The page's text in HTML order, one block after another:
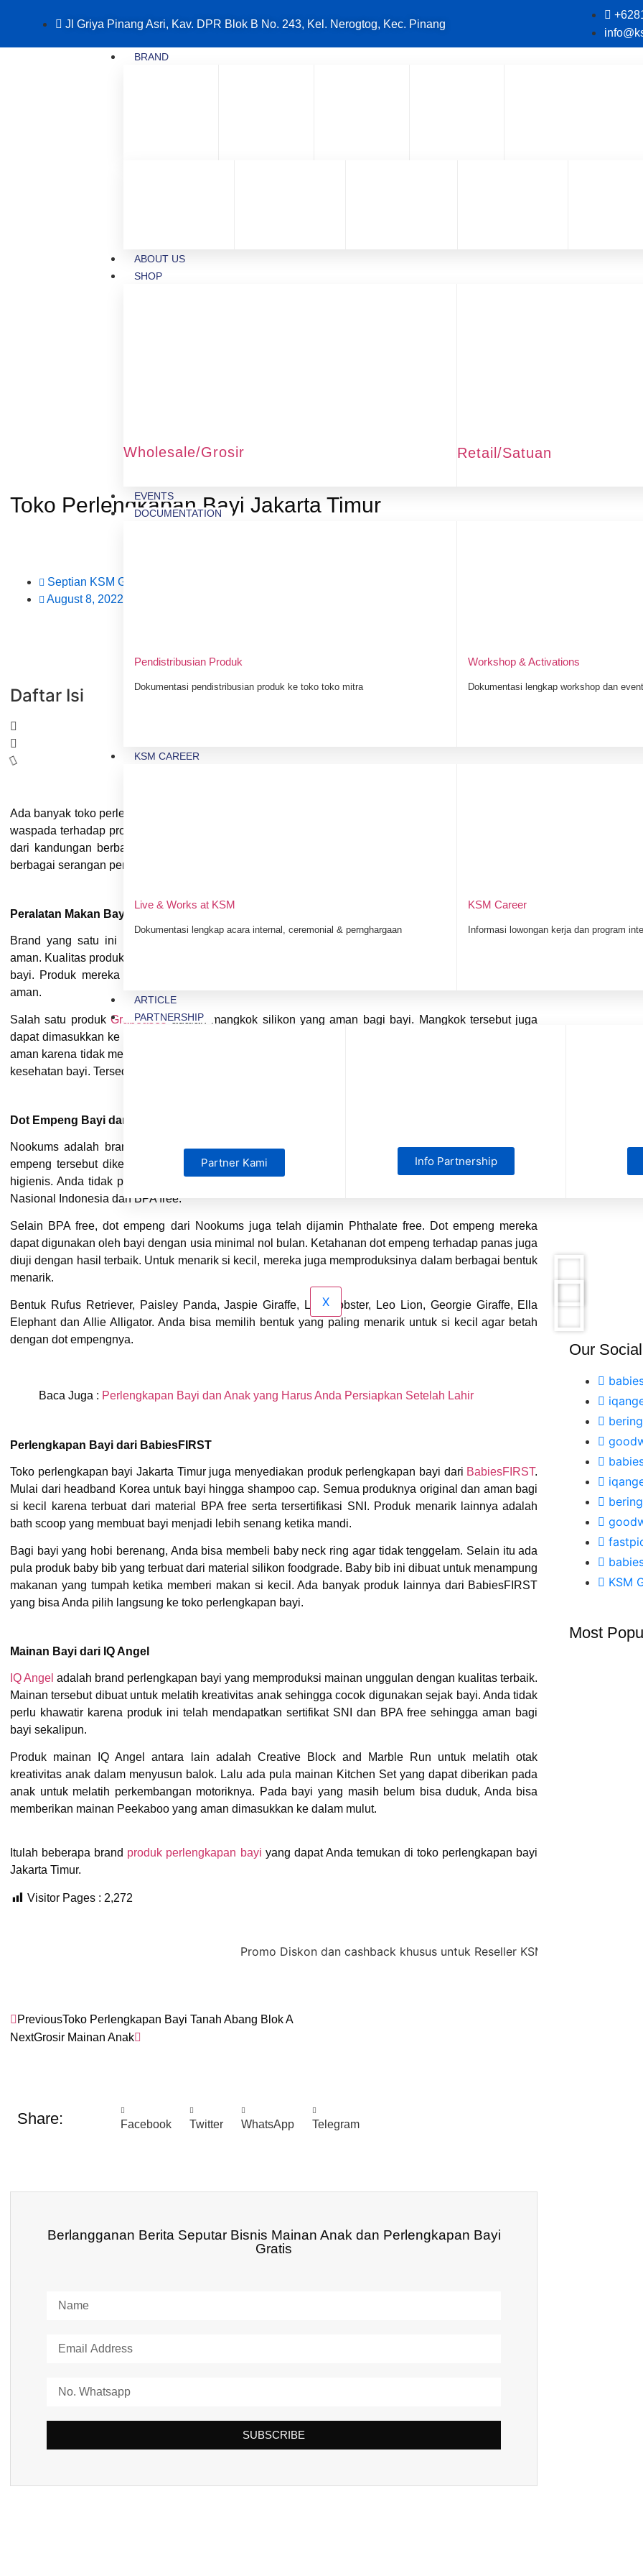
Jl Griya Pinang Asri, Kav. DPR Blok B No. 243, Kel. Nerogtog, Kec. Pinang
BRAND
ABOUT US
SHOP
Wholesale/Grosir Retail/Satuan
EVENTS
DOCUMENTATION
Pendistribusian Produk
Dokumentasi pendistribusian produk ke toko toko mitra
Workshop & Activations
Dokumentasi lengkap workshop dan
KSM CAREER
Live & Works at KSM
Dokumentasi lengkap acara internal, ceremonial & pernghargaan
KSM Career
Informasi lowongan kerja dan program
ARTICLE
PARTNERSHIP
Partner Kami Info Partnership
X
Toko Perlengkapan Bayi Jakarta Timur
Septian KSM Group
August 8, 2022
Daftar Isi
Ada banyak toko perlengkapan bayi yang menyajikan produk kebutuhan bayi. Namun Anda tentu harus
waspada terhadap produk yang memiliki kandungan zat berbahaya untuk perlengkapan bayi. Dampak
dari kandungan berbahaya tersebut dapat mengancam kesehatan bayi yang masih rentan terhadap
berbagai serangan penyakit. Inilah produk terbaik toko perlengkapan bayi Jakarta Timur.
Peralatan Makan Bayi dari Grabease
Brand yang satu ini berusaha memproduksi
aman. Kualitas produk terbaik dengan berbagai keunggulan dalam menemani berbagai kegiatan makan
bayi. Produk mereka juga telah mendapatkan sertifikat SNI dan BPA free sehingga sudah terjamin
aman.
Salah satu produkGrabeasesadalah mangkok silikon yang aman bagi bayi. Mangkok tersebut juga
dapat dimasukkan ke dalam microwave untuk memanaskan makanan bayi. Proses pencuciannya juga
aman karena tidak meninggalkan aroma sabun. Teksturnya lembut dan anti bakteri sehingga aman bagi
kesehatan bayi. Tersedia dua pilihan warna mangkok silikon yakni merah muda dan biru.
Dot Empeng Bayi dari Nookums
Nookums adalah brand yang memproduksi dot empeng unggulan untuk bayi. Kualitas material dot
empeng tersebut diketahui sangat tinggi disertai dengan gantungan boneka berbahan eksklusif dan
higienis. Anda tidak perlu khawatir karena produk mereka sudah dijamin aman dengan label Standar
Nasional Indonesia dan BPA free.
Selain BPA free, dot empeng dari Nookums juga telah dijamin Phthalate free. Dot empeng mereka
dapat digunakan oleh bayi dengan usia minimal nol bulan. Ketahanan dot empeng terhadap panas juga
diuji dengan hasil terbaik. Untuk menarik si kecil, mereka juga memproduksinya dalam berbagai bentuk
menarik.
Bentuk Rufus Retriever, Paisley Panda, Jaspie Giraffe, Lexi Lobster, Leo Lion, Georgie Giraffe, Ella
Elephant dan Allie Alligator. Anda bisa memilih bentuk yang paling menarik untuk si kecil agar betah
dengan dot empengnya.
Baca Juga : Perlengkapan Bayi dan Anak yang Harus Anda Persiapkan Setelah Lahir
Perlengkapan Bayi dari BabiesFIRST
Toko perlengkapan bayi Jakarta Timur juga menyediakan produk perlengkapan bayi dari BabiesFIRST.
Mulai dari headband Korea untuk bayi hingga shampoo cap. Semua produknya original dan aman bagi
si kecil karena terbuat dari material BPA free serta tersertifikasi SNI. Produk menarik lainnya adalah
bath scoop yang membuat bayi menjadi lebih senang ketika mandi.
Bagi bayi yang hobi berenang, Anda bisa membeli baby neck ring agar tidak tenggelam. Selain itu ada
pula produk baby bib yang terbuat dari material silikon foodgrade. Baby bib ini dibuat untuk menampung
makanan yang tumpah ketika memberi makan si kecil. Ada banyak produk lainnya dari BabiesFIRST
yang bisa Anda pilih langsung ke toko perlengkapan bayi.
Mainan Bayi dari IQ Angel
IQ Angel adalah brand perlengkapan bayi yang memproduksi mainan unggulan dengan kualitas terbaik.
Mainan tersebut dibuat untuk melatih kreativitas anak sehingga cocok digunakan sejak bayi. Anda tidak
perlu khawatir karena produk ini telah mendapatkan sertifikat SNI dan BPA free sehingga aman bagi
bayi sekalipun.
Produk mainan IQ Angel antara lain adalah Creative Block and Marble Run untuk melatih otak
kreativitas anak dalam menyusun balok. Lalu ada pula mainan Kitchen Set yang dapat diberikan pada
anak untuk melatih perkembangan motoriknya. Pada bayi yang masih belum bisa duduk, Anda bisa
memberikan mainan Peekaboo yang aman dimasukkan ke dalam mulut.
Itulah beberapa brand produk perlengkapan bayi yang dapat Anda temukan di toko perlengkapan bayi
Jakarta Timur.
Visitor Pages : 2,272
Promo Diskon dan cashback khusus untuk Reseller KSM Group,
PreviousToko Perlengkapan Bayi Tanah Abang Blok A
NextGrosir Mainan Anak
Share: Facebook Twitter WhatsApp Telegram
Berlangganan Berita Seputar Bisnis Mainan Anak dan Perlengkapan Bayi
Gratis
SUBSCRIBE
Our
KSM
Most